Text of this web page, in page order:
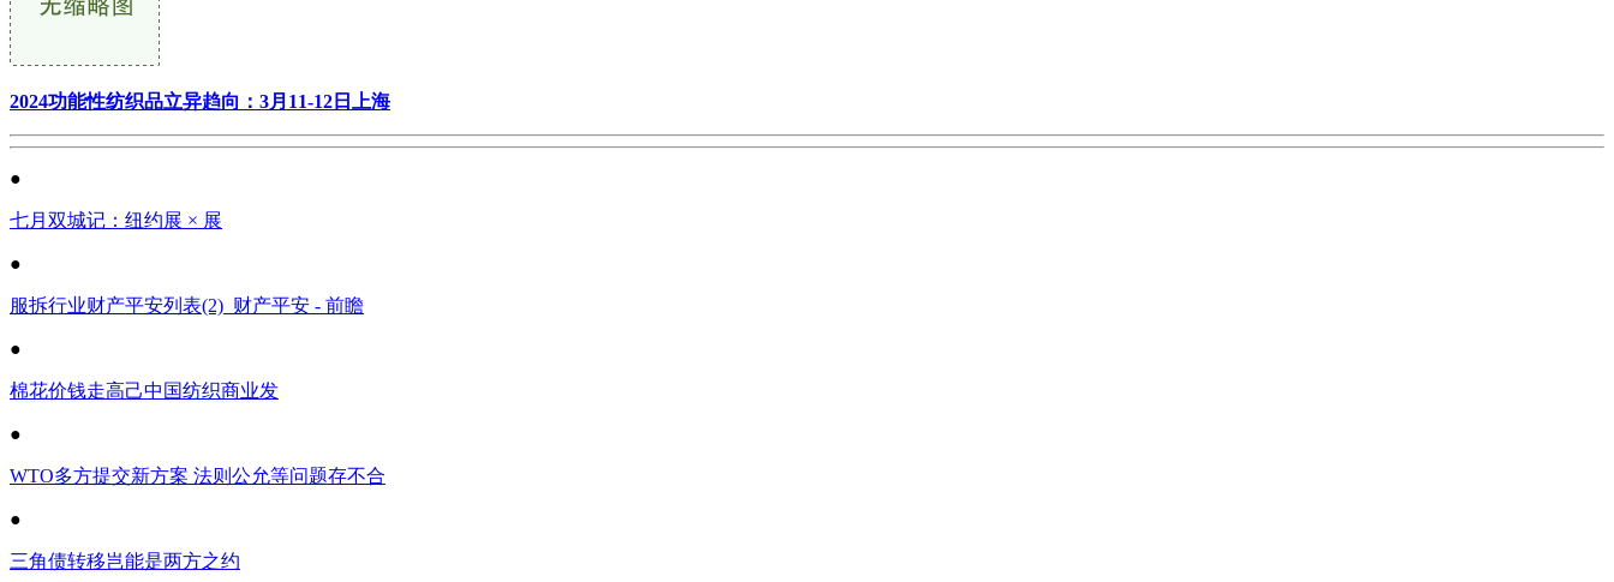
2024功能性纺织品立异趋向：3月11-12日上海
●
七月双城记：纽约展 × 展
●
服拆行业财产平安列表(2)_财产平安 - 前瞻
●
棉花价钱走高己中国纺织商业发
●
WTO多方提交新方案 法则公允等问题存不合
●
三角债转移岂能是两方之约